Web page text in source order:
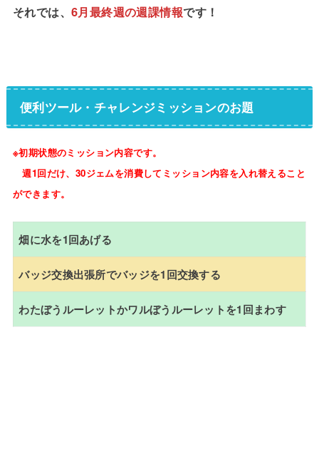
それでは、 6月最終週の週課情報です！
便利ツール・チャレンジミッションのお題
※初期状態のミッション内容です。
週1回だけ、30ジェムを消費してミッション内容を入れ替えること
ができます。
畑に水を1回あげる
バッジ交換出張所でバッジを1回交換する
わたぼうルーレットかワルぼうルーレットを1回まわす